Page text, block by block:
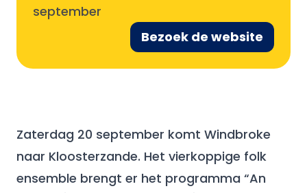
september
Bezoek de website
Zaterdag 20 september komt Windbroke
naar Kloosterzande. Het vierkoppige folk
ensemble brengt er het programma “An